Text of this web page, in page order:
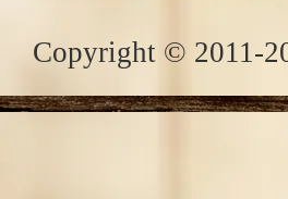
Copyright © 2011-